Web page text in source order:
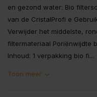
en gezond water: Bio
van de CristalProfi e
Verwijder het middelste,
filtermateriaal Poriënwijdte
Inhoud: 1 verpakking bio fi...
Toon meer